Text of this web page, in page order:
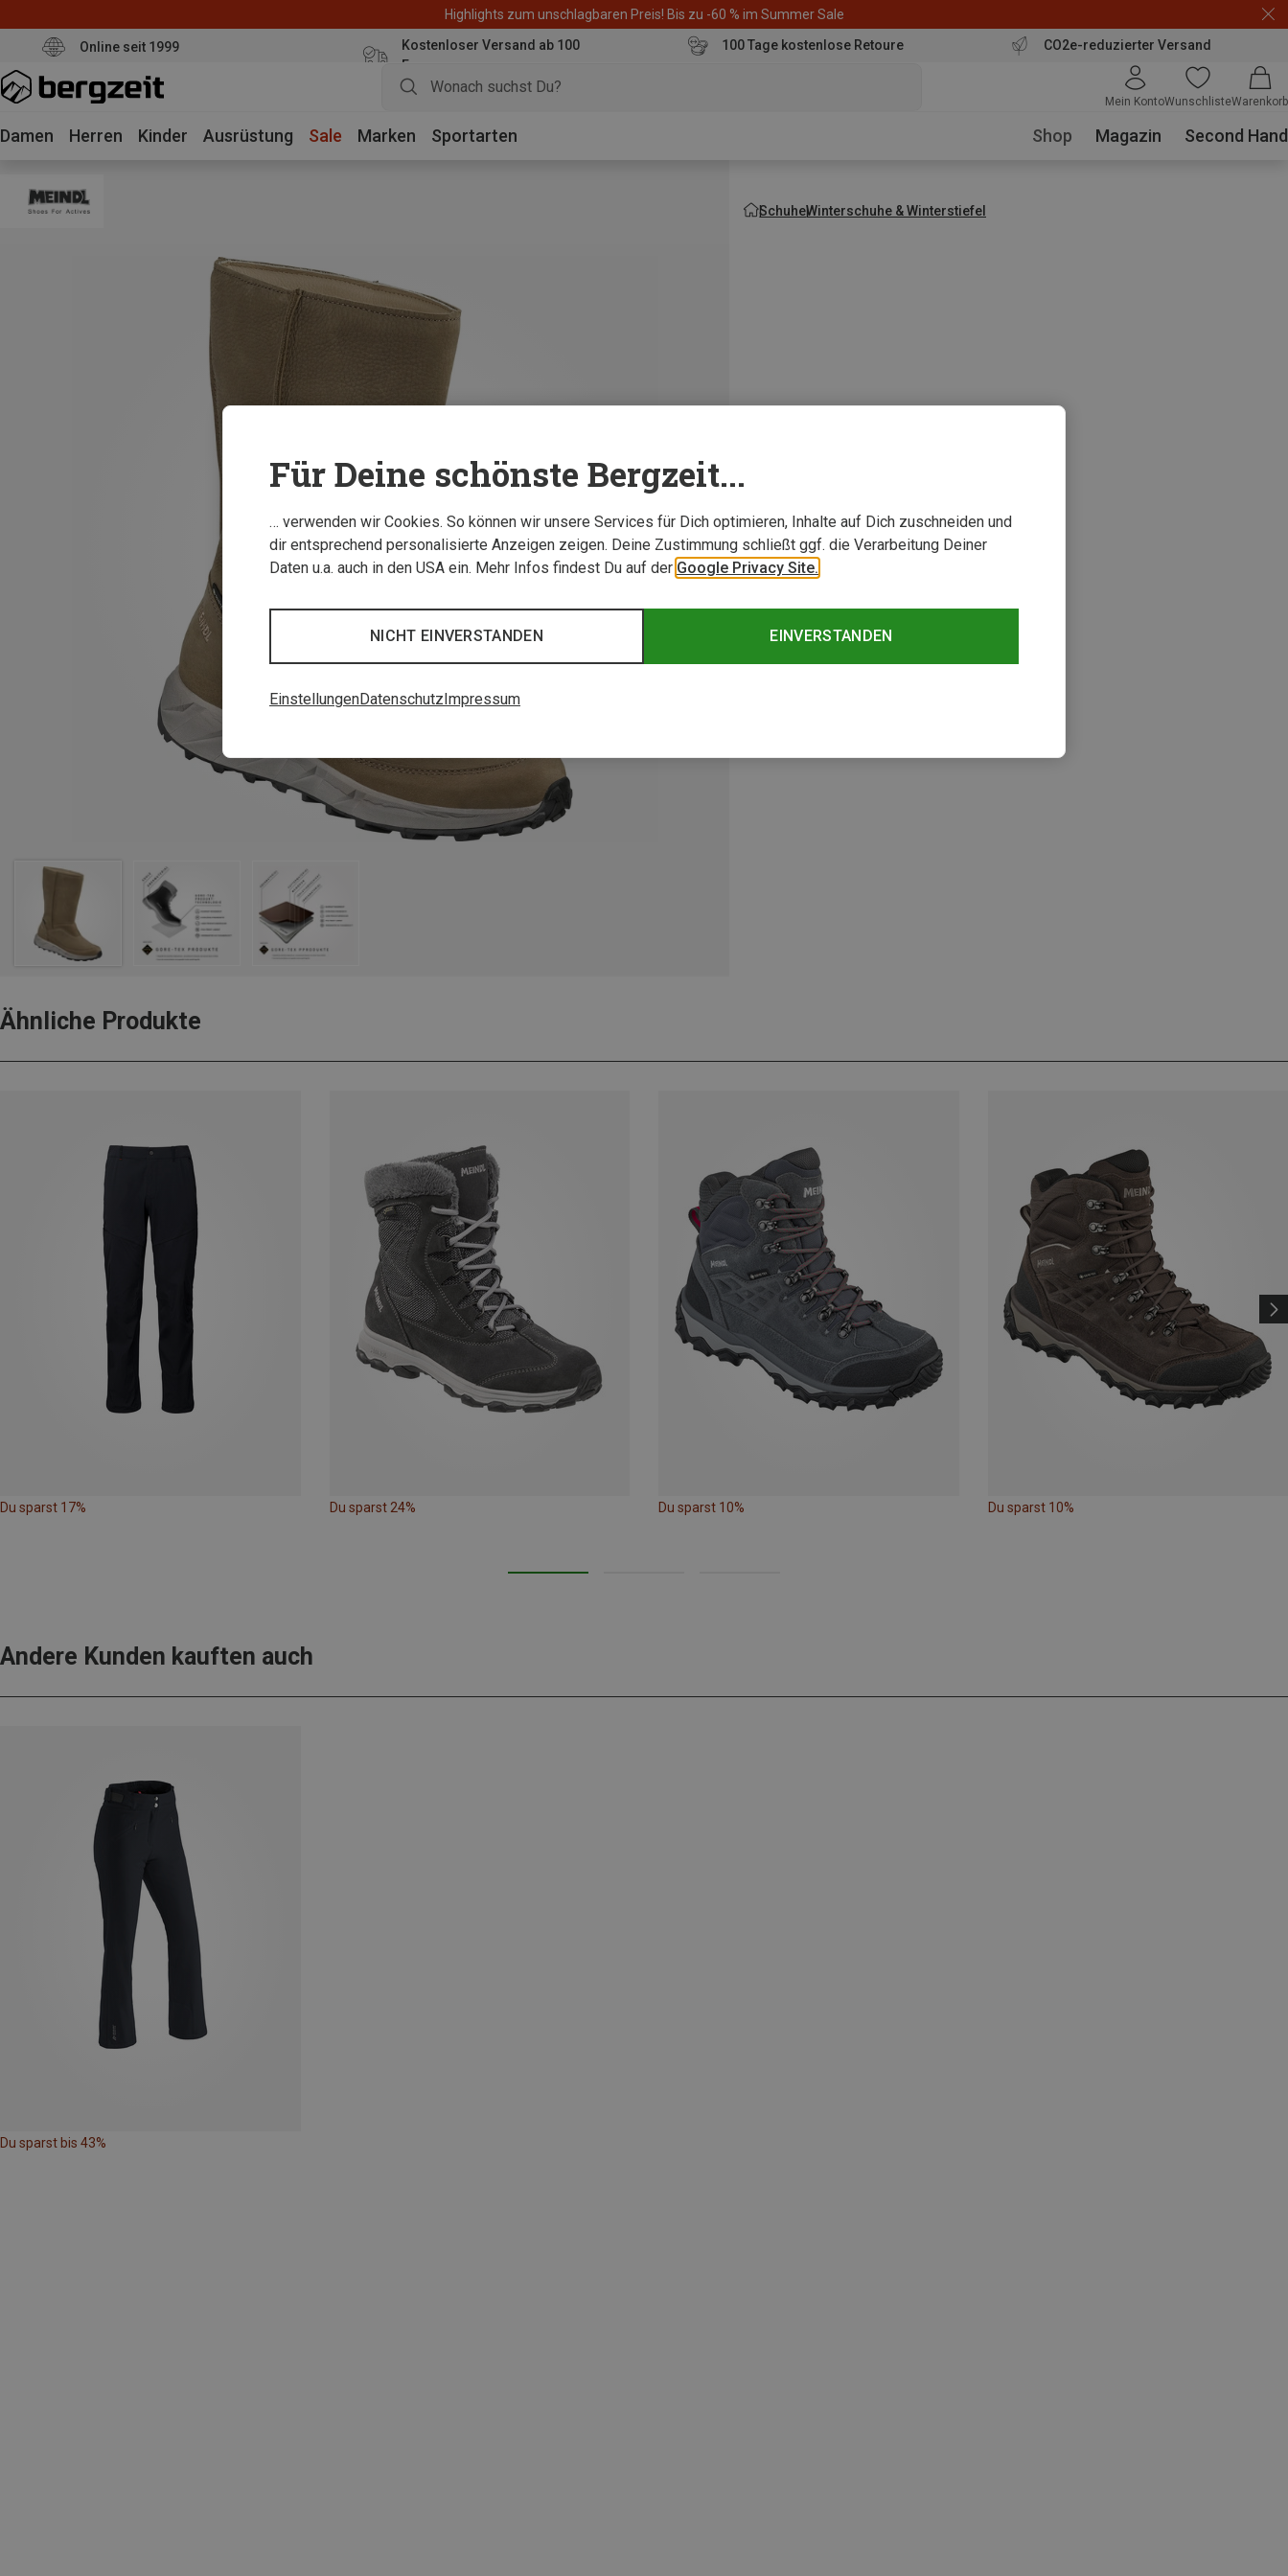
Highlights zum unschlagbaren Preis! Bis zu -60 % im Summer Sale
Online seit 1999
Kostenloser Versand ab 100
Euro
100 Tage kostenlose Retoure CO2e-reduzierter Versand
Mein KontoWunschlisteWarenkorb
Damen Herren Kinder Ausrüstung Sale Marken Sportarten Shop Magazin Second Hand
SchuheWinterschuhe & Winterstiefel
Ähnliche Produkte
Du sparst 17% Du sparst 24% Du sparst 10% Du sparst 10%
Andere Kunden kauften auch
Du sparst bis 43%
Für Deine schönste Bergzeit...
… verwenden wir Cookies. So können wir unsere Services für Dich optimieren, Inhalte auf Dich zuschneiden und
dir entsprechend personalisierte Anzeigen zeigen. Deine Zustimmung schließt ggf. die Verarbeitung Deiner
Daten u.a. auch in den USA ein. Mehr Infos findest Du auf der Google Privacy Site.
EINVERSTANDEN
NICHT EINVERSTANDEN
EinstellungenDatenschutz Impressum